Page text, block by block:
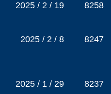
2025 / 2 / 19 8258
2025 / 2 / 8 8247
2025 / 1 / 29 8237